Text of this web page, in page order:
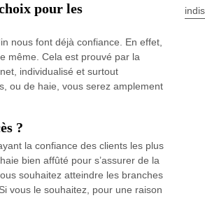
pour les
nous font déjà confiance. En effet,
même. Cela est prouvé par la
individualisé et surtout
ou de haie, vous serez amplement
?
la confiance des clients les plus
bien affûté pour s’assurer de la
souhaitez atteindre les branches
vous le souhaitez, pour une raison